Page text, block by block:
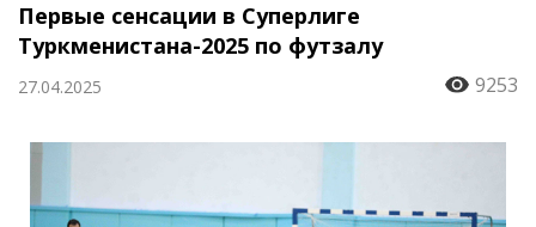
Первые сенсации в Суперлиге
Туркменистана-2025 по футзалу
27.04.2025 9253